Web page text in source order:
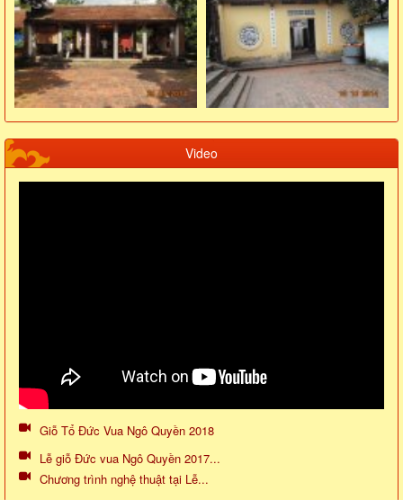
Video
Giỗ Tổ Đức Vua Ngô Quyền 2018
Lễ giỗ Đức vua Ngô Quyền 2017...
Chương trình nghệ thuật tại Lễ...